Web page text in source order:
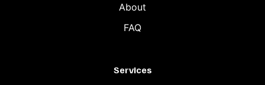
About
FAQ
Services